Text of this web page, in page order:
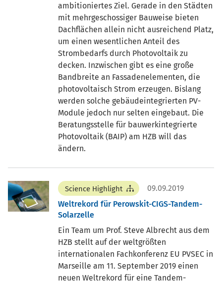
ambitioniertes Ziel. Gerade in den Städten
mit mehrgeschossiger Bauweise bieten
Dachflächen allein nicht ausreichend Platz,
um einen wesentlichen Anteil des
Strombedarfs durch Photovoltaik zu
decken. Inzwischen gibt es eine große
Bandbreite an Fassadenelementen, die
photovoltaisch Strom erzeugen. Bislang
werden solche gebäudeintegrierten PV-
Module jedoch nur selten eingebaut. Die
Beratungsstelle für bauwerkintegrierte
Photovoltaik (BAIP) am HZB will das
ändern.
Science Highlight
09.09.2019
Weltrekord für Perowskit-CIGS-Tandem-
Solarzelle
Ein Team um Prof. Steve Albrecht aus dem
HZB stellt auf der weltgrößten
internationalen Fachkonferenz EU PVSEC in
Marseille am 11. September 2019 einen
neuen Weltrekord für eine Tandem-